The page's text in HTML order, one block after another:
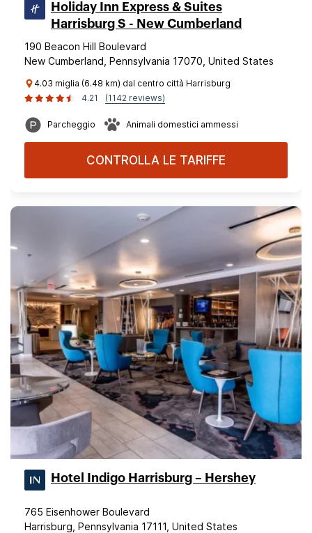
Holiday Inn Express & Suites
Harrisburg S - New Cumberland
190 Beacon Hill Boulevard
New Cumberland, Pennsylvania 17070, United States
4.03 miglia (6.48 km) dal centro città Harrisburg
4.21
(1142 reviews)
Parcheggio Animali domestici ammessi
CONTROLLA LE TARIFFE
Hotel Indigo Harrisburg – Hershey
765 Eisenhower Boulevard
Harrisburg, Pennsylvania 17111, United States